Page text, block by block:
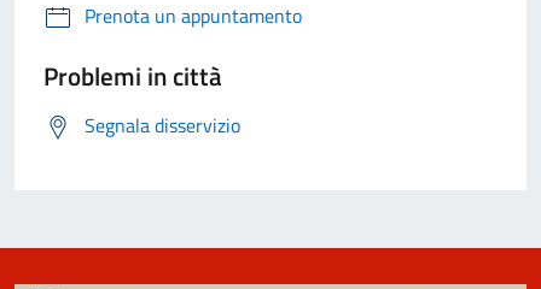
Prenota un appuntamento
Problemi in città
Segnala disservizio